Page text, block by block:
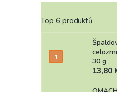
Top 6 produktů
30 g
13,80